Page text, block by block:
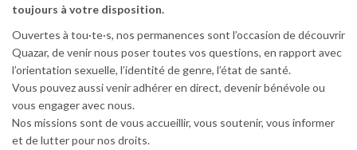
toujours à votre disposition.
Ouvertes à tou·te·s, nos permanences sont l’occasion de découvrir
Quazar, de venir nous poser toutes vos questions, en rapport avec
l’orientation sexuelle, l’identité de genre, l’état de santé.
Vous pouvez aussi venir adhérer en direct, devenir bénévole ou
vous engager avec nous.
Nos missions sont de vous accueillir, vous soutenir, vous informer
et de lutter pour nos droits.